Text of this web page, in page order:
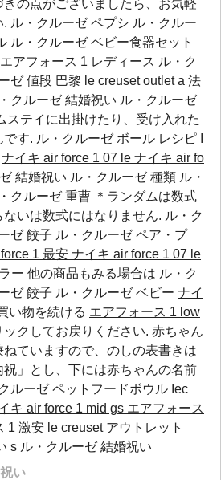
の点がございましたら、お気軽
. ル・クルーゼ ペプシ ル・クルー
ル・クルーゼ ベビー食器セット
エアフォース 1 レディース ル・ク
ゼ 値段 巴黎 le creuset outlet a 法
クルーゼ 結婚祝い ル・クルーゼ
ステイに出掛けたり、受け入れた
です. ル・クルーゼ ボール レシピ
ナイキ air force 1 07 le ナイキ air fo
結婚祝い ル・クルーゼ 種類 ル・
クルーゼ 重曹 ＊ランダムは数式
いは数式にはなりません. ル・ク
ゼ 餃子 ル・クルーゼ ペア・プ
1 最安 ナイキ air force 1 07 le
ー 他の商品もみる場合は ル・ク
ゼ 餃子 ル・クルーゼ ベビー ナイ
い物を続ける エアフォース 1 low
ックしてお戻りください. 赤ちゃん
ていますので、のしの表書きは
祝」とし、下には赤ちゃんの名前
ルーゼ ペットフードボウル Iec
キ air force 1 mid gs エアフォース
1 激安 le creuset アウトレット
s ル・クルーゼ 結婚祝い
い